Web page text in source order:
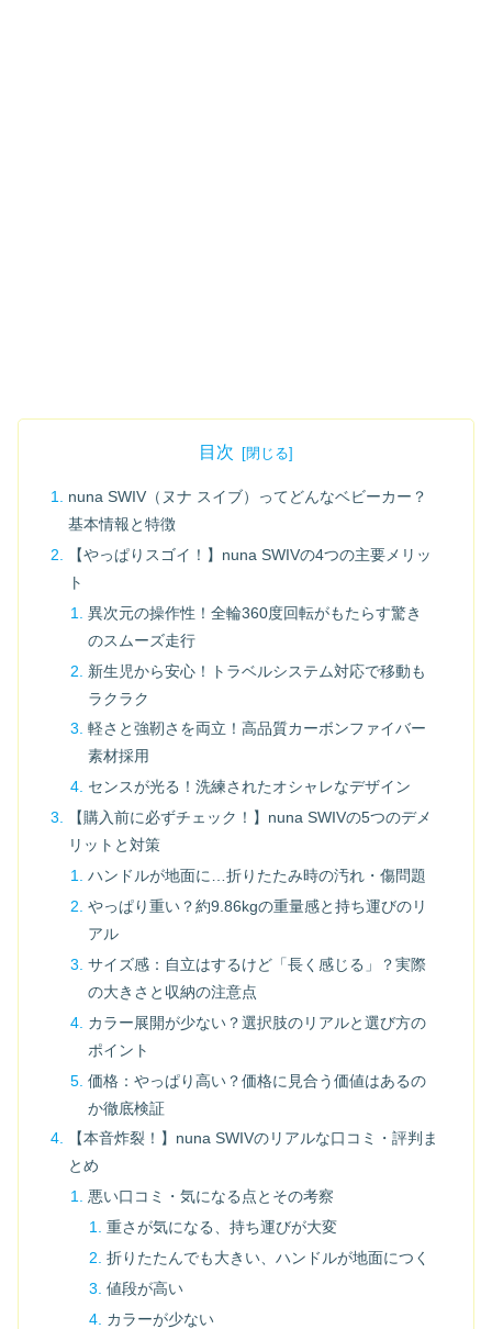
目次
nuna SWIV（ヌナ スイブ）ってどんなベビーカー？
基本情報と特徴
【やっぱりスゴイ！】nuna SWIVの4つの主要メリッ
ト
異次元の操作性！全輪360度回転がもたらす驚き
のスムーズ走行
新生児から安心！トラベルシステム対応で移動も
ラクラク
軽さと強靭さを両立！高品質カーボンファイバー
素材採用
センスが光る！洗練されたオシャレなデザイン
【購入前に必ずチェック！】nuna SWIVの5つのデメ
リットと対策
ハンドルが地面に…折りたたみ時の汚れ・傷問題
やっぱり重い？約9.86kgの重量感と持ち運びのリ
アル
サイズ感：自立はするけど「長く感じる」？実際
の大きさと収納の注意点
カラー展開が少ない？選択肢のリアルと選び方の
ポイント
価格：やっぱり高い？価格に見合う価値はあるの
か徹底検証
【本音炸裂！】nuna SWIVのリアルな口コミ・評判ま
とめ
悪い口コミ・気になる点とその考察
重さが気になる、持ち運びが大変
折りたたんでも大きい、ハンドルが地面につく
値段が高い
カラーが少ない